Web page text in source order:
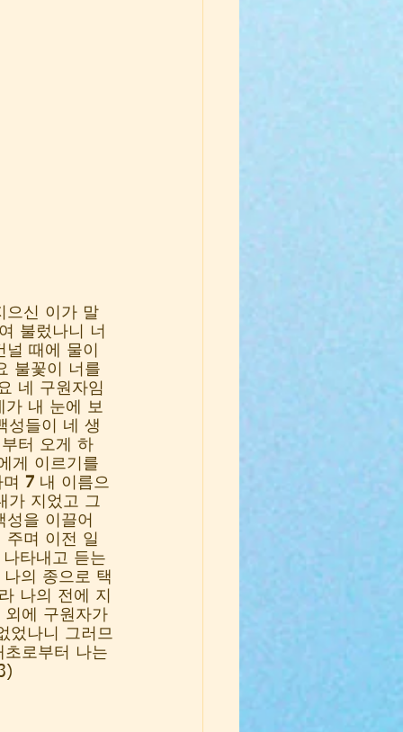
으신 이가 말
불렀나니 너
때에 물이
불꽃이 너를
네 구원자임
내 눈에 보
성들이 네 생
터 오게 하
게 이르기를
7 내 이름으
가 지었고 그
을 이끌어
며 이전 일
타내고 듣는
의 종으로 택
나의 전에 지
에 구원자가
었나니 그러므
초로부터 나는